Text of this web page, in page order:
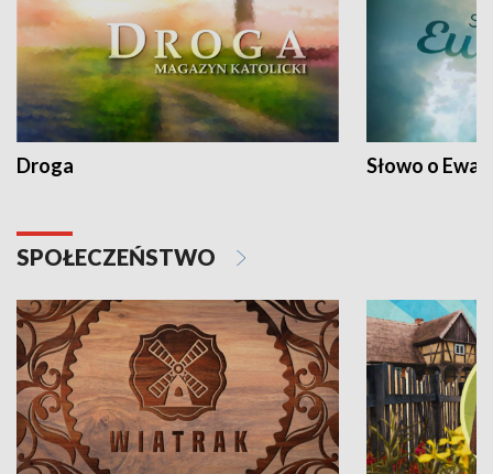
Droga Słowo o
SPOŁECZEŃSTWO